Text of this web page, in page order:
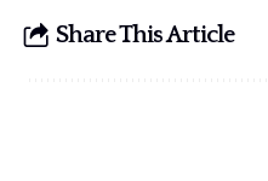
Share This Article